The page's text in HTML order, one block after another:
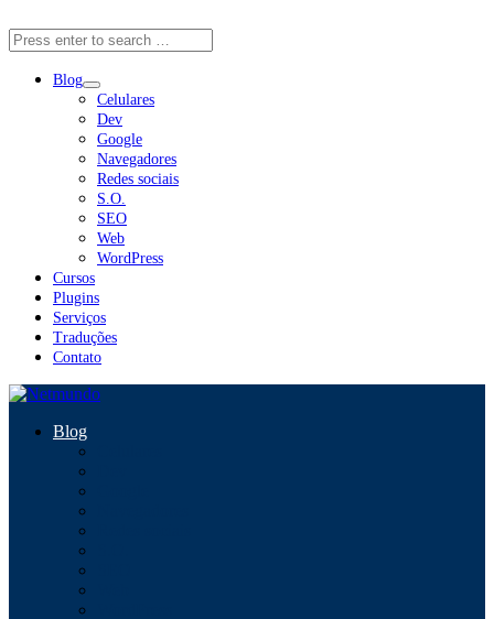
Blog
Celulares
Dev
Google
Navegadores
Redes sociais
S.O.
SEO
Web
WordPress
Cursos
Plugins
Serviços
Traduções
Contato
Blog